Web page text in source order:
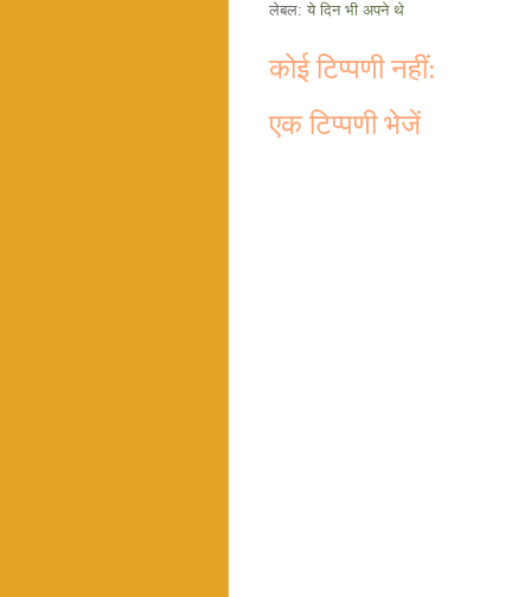
लेबल: ये दिन भी अपने थे
कोई टिप्पणी नहीं:
एक टिप्पणी भेजें